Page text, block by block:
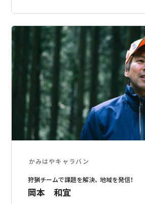
かみはやキャラバン
狩猟チームで課題を解決、 地域を発信！
岡本 和宜